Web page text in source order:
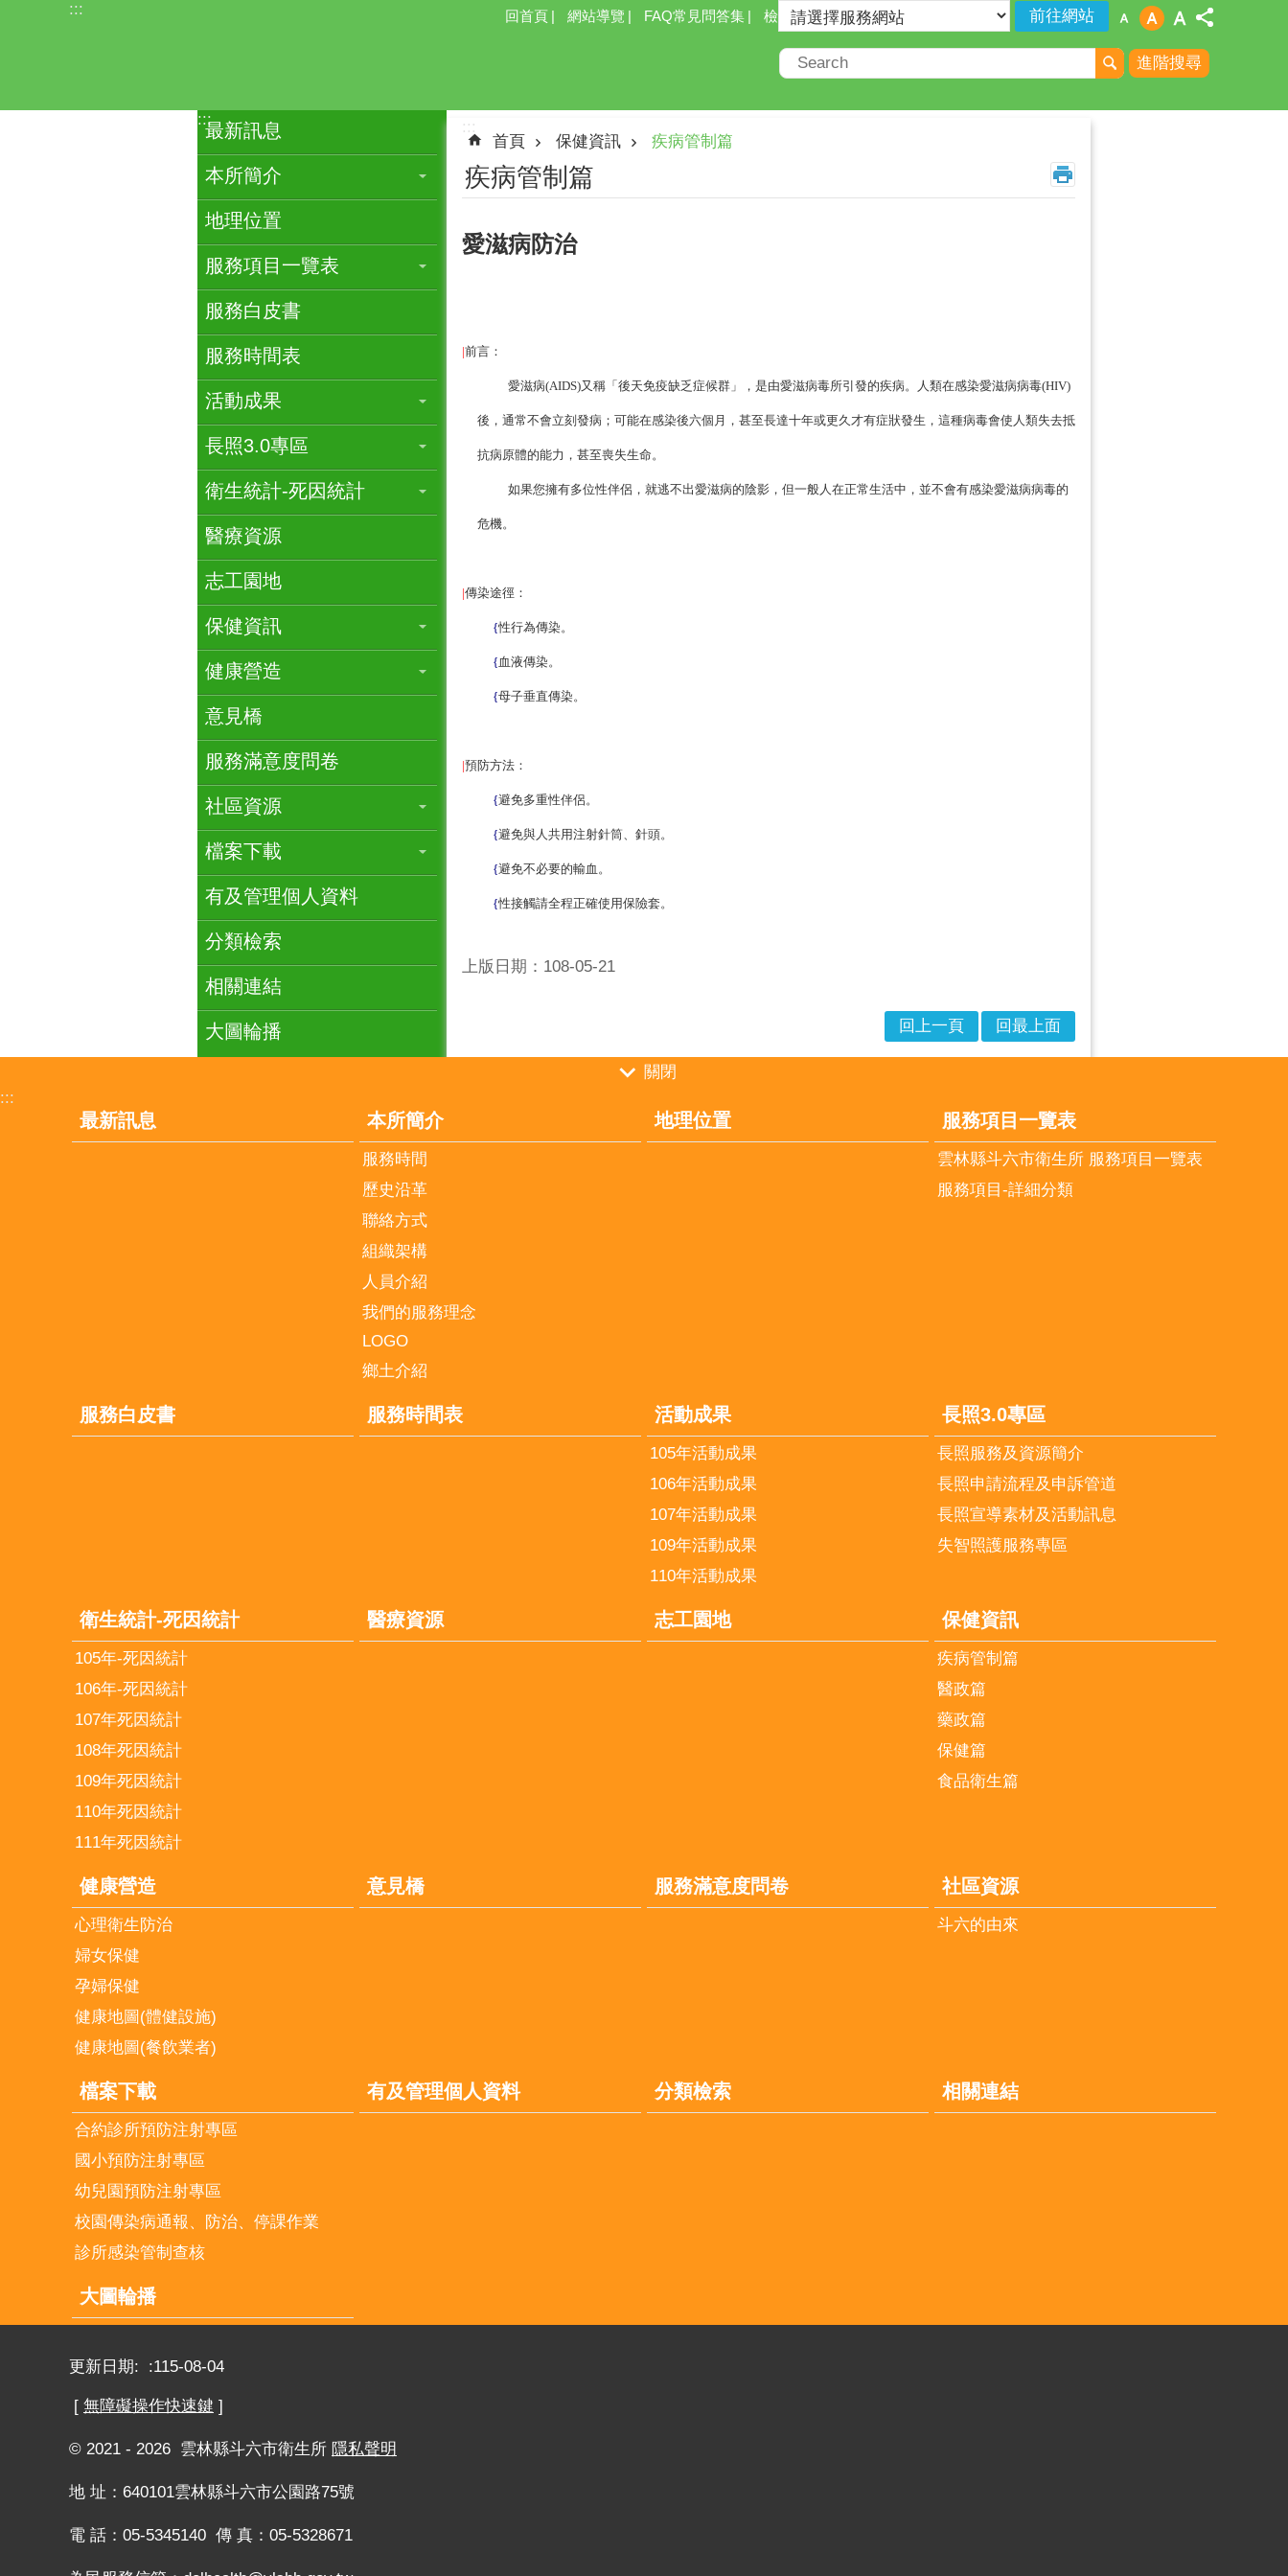
跳到主要內容區塊
::: 回首頁 網站導覽 FAQ常見問答集 檢索
進階搜尋
:::
最新訊息
本所簡介
地理位置
服務項目一覽表
服務白皮書
服務時間表
活動成果
長照3.0專區
衛生統計-死因統計
醫療資源
志工園地
保健資訊
健康營造
意見橋
服務滿意度問卷
社區資源
檔案下載
有及管理個人資料
分類檢索
相關連結
大圖輪播
:::
首頁 保健資訊 疾病管制篇
疾病管制篇
愛滋病防治
|前言：
愛滋病(AIDS)又稱「後天免疫缺乏症候群」，是由愛滋病毒所引發的疾病。人類在感染愛滋病病毒(HIV)
後，通常不會立刻發病；可能在感染後六個月，甚至長達十年或更久才有症狀發生，這種病毒會使人類失去抵
抗病原體的能力，甚至喪失生命。
如果您擁有多位性伴侶，就逃不出愛滋病的陰影，但一般人在正常生活中，並不會有感染愛滋病病毒的
危機。
|傳染途徑：
{性行為傳染。
{ 血液傳染。
{母子垂直傳染。
|預防方法：
{避免多重性伴侶。
{避免與人共用注射針筒、針頭。
{避免不必要的輸血。
{性接觸請全程正確使用保險套。
上版日期：108-05-21
回上一頁 回最上面
關閉
:::
最新訊息 本所簡介
服務時間
歷史沿革
聯絡方式
組織架構
人員介紹
我們的服務理念
LOGO
鄉土介紹
地理位置 服務項目一覽表
雲林縣斗六市衛生所 服務項目一覽表
服務項目-詳細分類
服務白皮書 服務時間表 活動成果
105年活動成果
106年活動成果
107年活動成果
109年活動成果
110年活動成果
長照3.0專區
長照服務及資源簡介
長照申請流程及申訴管道
長照宣導素材及活動訊息
失智照護服務專區
衛生統計-死因統計
105年-死因統計
106年-死因統計
107年死因統計
108年死因統計
109年死因統計
110年死因統計
111年死因統計
醫療資源 志工園地 保健資訊
疾病管制篇
醫政篇
藥政篇
保健篇
食品衛生篇
健康營造
心理衛生防治
婦女保健
孕婦保健
健康地圖(體健設施)
健康地圖(餐飲業者)
意見橋 服務滿意度問卷 社區資源
斗六的由來
檔案下載
合約診所預防注射專區
國小預防注射專區
幼兒園預防注射專區
校園傳染病通報、防治、停課作業
診所感染管制查核
有及管理個人資料 分類檢索 相關連結
大圖輪播
更新日期: 115-08-04
[ 無障礙操作快速鍵 ]
© 2021 - 2026 雲林縣斗六市衛生所 隱私聲明
地 址：640101雲林縣斗六市公園路75號
電 話：05-5345140 傳 真：05-5328671